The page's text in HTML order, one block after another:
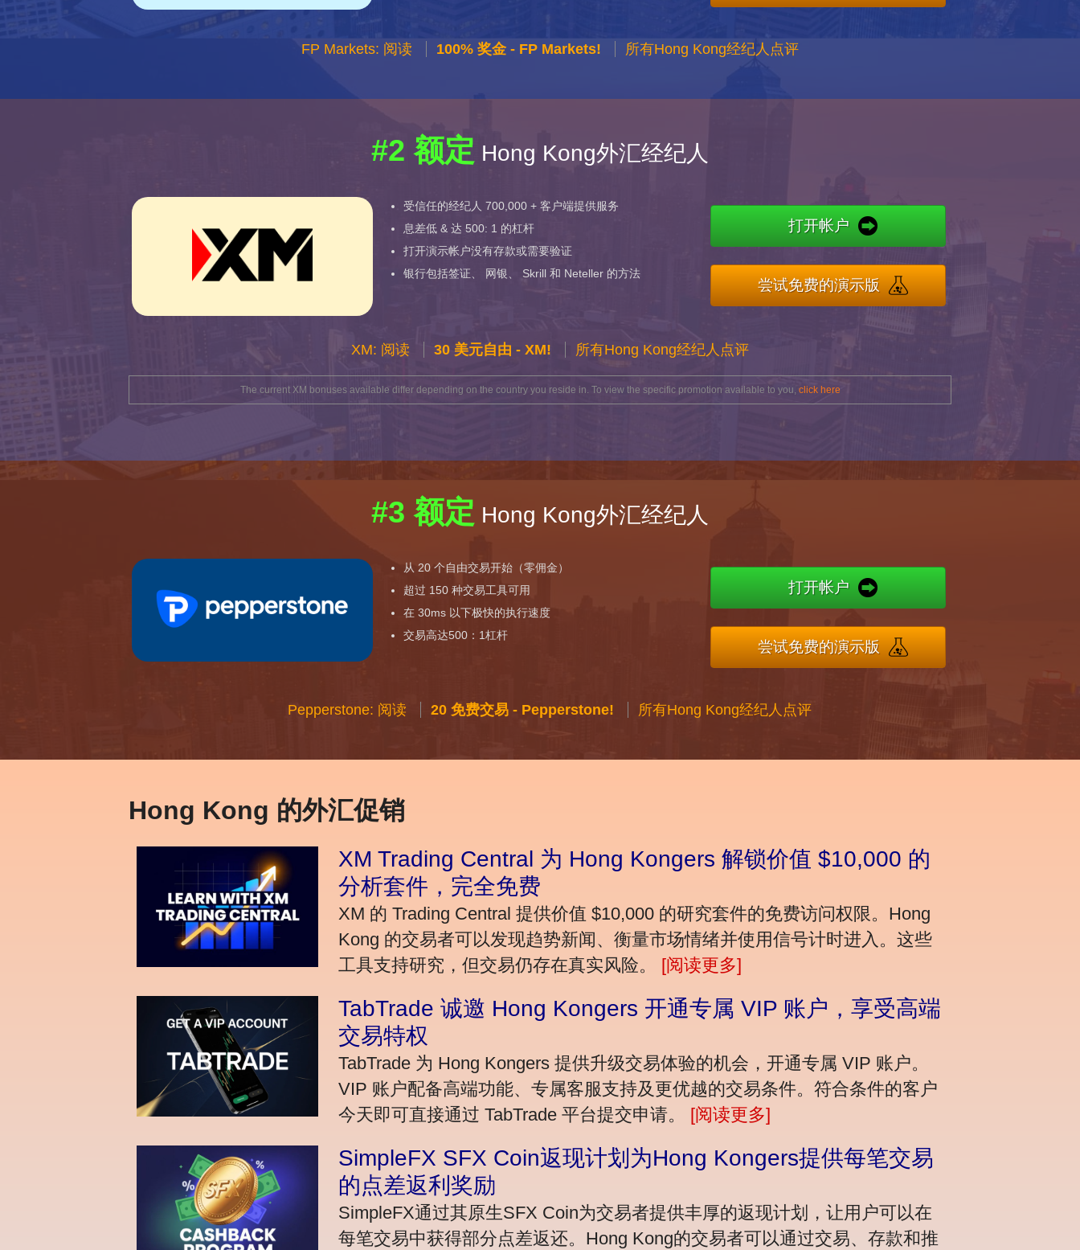
FP Markets: 阅读 100% 奖金 - FP Markets! 所有Hong Kong经纪人点评
#2 额定 Hong Kong外汇经纪人
受信任的经纪人 700,000 + 客户端提供服务
息差低 & 达 500: 1 的杠杆
打开演示帐户没有存款或需要验证
银行包括签证、 网银、 Skrill 和 Neteller 的方法
打开帐户
尝试免费的演示版
XM: 阅读 30 美元自由 - XM! 所有Hong Kong经纪人点评
The current XM bonuses available differ depending on the country you reside in. To view the specific promotion available to you, click here
#3 额定 Hong Kong外汇经纪人
从 20 个自由交易开始（零佣金）
超过 150 种交易工具可用
在 30ms 以下极快的执行速度
交易高达500：1杠杆
打开帐户
尝试免费的演示版
Pepperstone: 阅读 20 免费交易 - Pepperstone! 所有Hong Kong经纪人点评
Hong Kong 的外汇促销
XM Trading Central 为 Hong Kongers 解锁价值 $10,000 的
分析套件，完全免费
XM 的 Trading Central 提供价值 $10,000 的研究套件的免费访问权限。Hong
Kong 的交易者可以发现趋势新闻、衡量市场情绪并使用信号计时进入。这些
工具支持研究，但交易仍存在真实风险。 [阅读更多]
TabTrade 诚邀 Hong Kongers 开通专属 VIP 账户，享受高端
交易特权
TabTrade 为 Hong Kongers 提供升级交易体验的机会，开通专属 VIP 账户。
VIP 账户配备高端功能、专属客服支持及更优越的交易条件。符合条件的客户
今天即可直接通过 TabTrade 平台提交申请。 [阅读更多]
SimpleFX SFX Coin返现计划为Hong Kongers提供每笔交易
的点差返利奖励
SimpleFX通过其原生SFX Coin为交易者提供丰厚的返现计划，让用户可以在
每笔交易中获得部分点差返还。Hong Kong的交易者可以通过交易、存款和推